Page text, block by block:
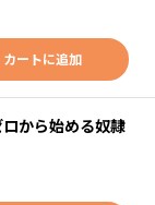
カートに追加
から始める奴隷